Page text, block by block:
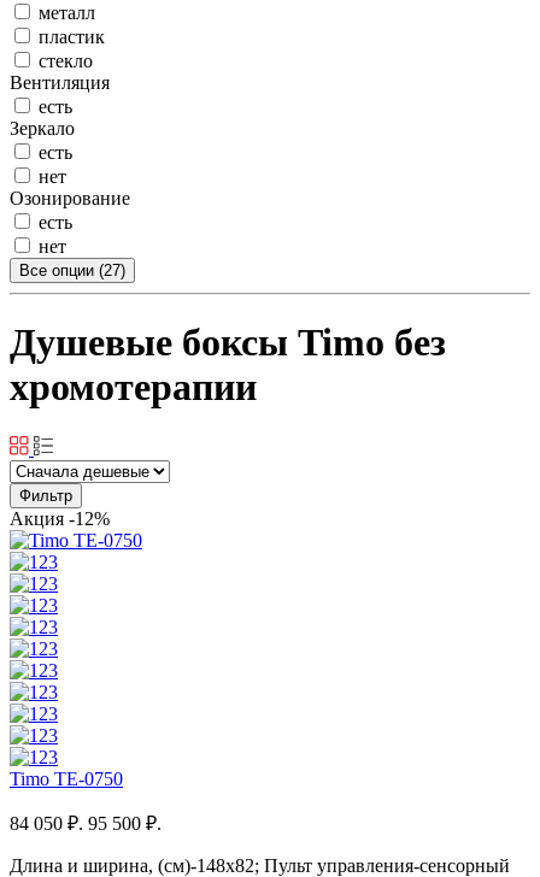
металл
пластик
стекло
Вентиляция
есть
Зеркало
есть
нет
Озонирование
есть
нет
Все опции (27)
Душевые боксы Timo без
хромотерапии
Фильтр
Акция -12%
Timo TE-0750
84 050 ₽. 95 500 ₽.
Длина и ширина, (см)-148x82; Пульт управления-сенсорный